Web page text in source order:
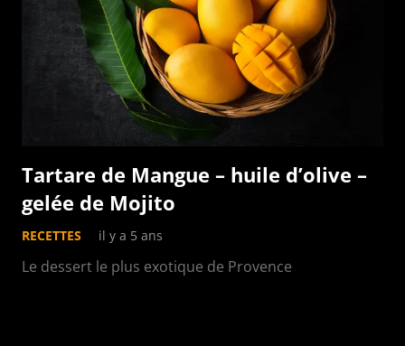
Tartare de Mangue – huile d’olive –
gelée de Mojito
RECETTES il y a 5 ans
Le dessert le plus exotique de Provence